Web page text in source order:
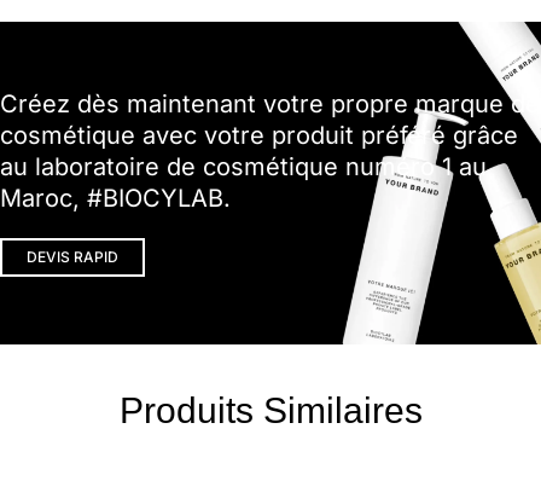
Créez dès maintenant votre propre marque de
cosmétique avec votre produit préféré grâce
au laboratoire de cosmétique numéro 1 au
Maroc, #BIOCYLAB.
DEVIS RAPID
Produits Similaires